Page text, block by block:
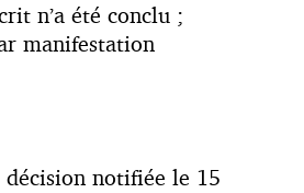
n’a été conclu ;
manifestation
notifiée le 15